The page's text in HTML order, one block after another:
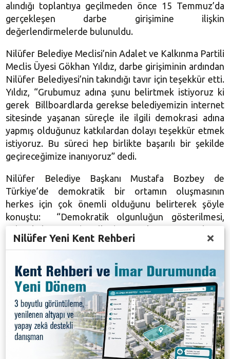
alındığı toplantıya geçilmeden önce 15 Temmuz’da
gerçekleşen darbe girişimine ilişkin
değerlendirmelerde bulunuldu.
Nilüfer Belediye Meclisi’nin Adalet ve Kalkınma Partili
Meclis Üyesi Gökhan Yıldız, darbe girişiminin ardından
Nilüfer Belediyesi’nin takındığı tavır için teşekkür etti.
Yıldız, “Grubumuz adına şunu belirtmek istiyoruz ki
gerek Billboardlarda gerekse belediyemizin internet
sitesinde yaşanan süreçle ile ilgili demokrasi adına
yapmış olduğunuz katkılardan dolayı teşekkür etmek
istiyoruz. Bu süreci hep birlikte başarılı bir şekilde
geçireceğimize inanıyoruz” dedi.
Nilüfer Belediye Başkanı Mustafa Bozbey de
Türkiye’de demokratik bir ortamın oluşmasının
herkes için çok önemli olduğunu belirterek şöyle
konuştu: “Demokratik olgunluğun gösterilmesi,
alanlarda hakim olması hepimizin isteği. Onun için bu
yaşıyoruz. İnanıyorum ki önümüzdeki dönemde
Türkiye’de demokrasi adına önemli adımlar atılır ve
tüm siyasiler, görevde bulunan tüm yetkililer bu
konuya hasiyet ile yaklaşırlar. Bizim için Türkiye
önemli, geleceğimiz, çocuklarımız, torunlarımız
önemli. Bu ülkede hep beraber mutlu, huzurlu, barış
içinde yaşamamız hepimiz için çok önemli, çünkü
Nilüfer Yeni Kent Rehberi